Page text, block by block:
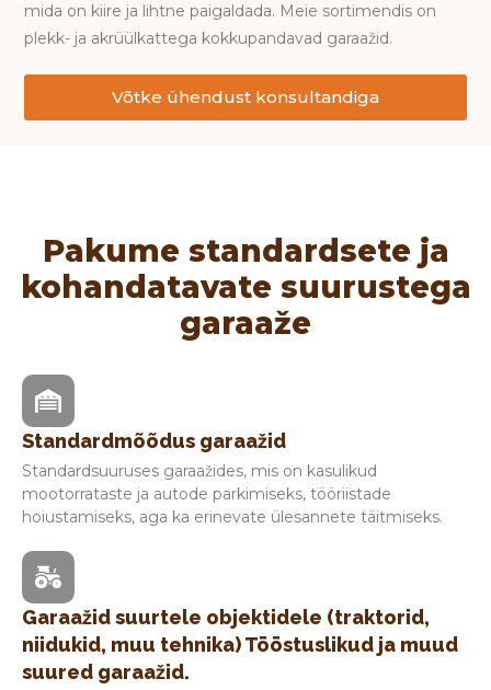
mida on kiire ja lihtne paigaldada. Meie sortimendis on
plekk- ja akrüülkattega kokkupandavad garaažid.
Võtke ühendust konsultandiga
Pakume standardsete ja
kohandatavate suurustega
garaaže
Standardmõõdus garaažid
Standardsuuruses garaažides, mis on kasulikud
mootorrataste ja autode parkimiseks, tööriistade
hoiustamiseks, aga ka erinevate ülesannete täitmiseks.
Garaažid suurtele objektidele (traktorid,
niidukid, muu tehnika) Tööstuslikud ja muud
suured garaažid.